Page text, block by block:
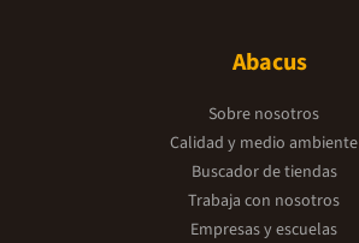
Abacus
Sobre nosotros
Calidad y medio ambiente
Buscador de tiendas
Trabaja con nosotros
Empresas y escuelas